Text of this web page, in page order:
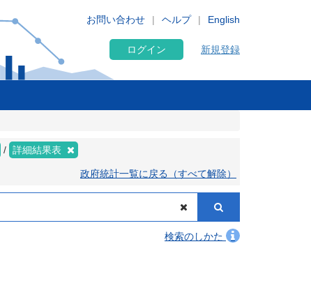
English
お問い合わせ ヘルプ
ログイン 新規登録
詳細結果表
政府統計一覧に戻る（すべて解除）
検索のしかた